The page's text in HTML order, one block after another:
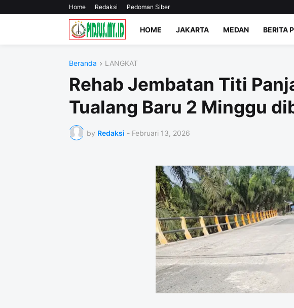
Home Redaksi Pedoman Siber
HOME JAKARTA MEDAN BERITA
Beranda LANGKAT
Rehab Jembatan Titi
Tualang Baru 2 Minggu
by Redaksi - Februari 13, 2026